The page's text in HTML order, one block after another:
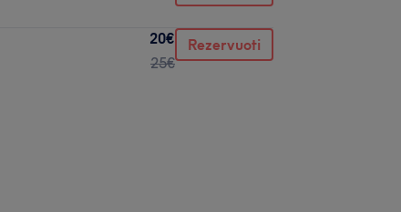
20€
25€
Rezervuoti